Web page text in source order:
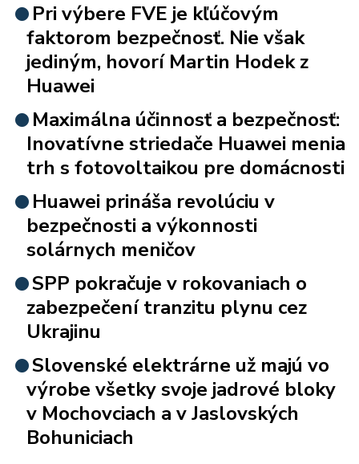
Pri výbere FVE je kľúčovým
faktorom bezpečnosť. Nie však
jediným, hovorí Martin Hodek z
Huawei
Maximálna účinnosť a bezpečnosť:
Inovatívne striedače Huawei menia
trh s fotovoltaikou pre domácnosti
Huawei prináša revolúciu v
bezpečnosti a výkonnosti
solárnych meničov
SPP pokračuje v rokovaniach o
zabezpečení tranzitu plynu cez
Ukrajinu
Slovenské elektrárne už majú vo
výrobe všetky svoje jadrové bloky
v Mochovciach a v Jaslovských
Bohuniciach